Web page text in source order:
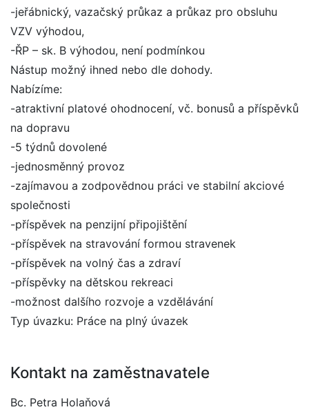
-jeřábnický, vazačský průkaz a průkaz pro obsluhu
VZV výhodou,
-ŘP – sk. B výhodou, není podmínkou
Nástup možný ihned nebo dle dohody.
Nabízíme:
-atraktivní platové ohodnocení, vč. bonusů a příspěvků
na dopravu
-5 týdnů dovolené
-jednosměnný provoz
-zajímavou a zodpovědnou práci ve stabilní akciové
společnosti
-příspěvek na penzijní připojištění
-příspěvek na stravování formou stravenek
-příspěvek na volný čas a zdraví
-příspěvky na dětskou rekreaci
-možnost dalšího rozvoje a vzdělávání
Typ úvazku: Práce na plný úvazek
Kontakt na zaměstnavatele
Bc. Petra Holaňová